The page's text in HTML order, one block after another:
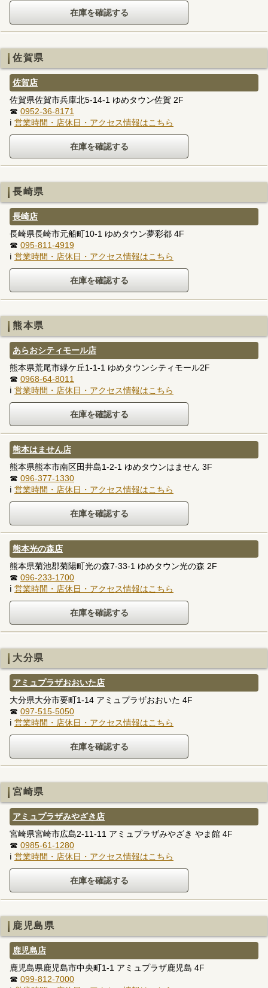
佐賀県
佐賀店
佐賀県佐賀市兵庫北5-14-1 ゆめタウン佐賀 2F
☎ 0952-36-8171
ℹ 営業時間・店休日・アクセス情報はこちら
長崎県
長崎店
長崎県長崎市元船町10-1 ゆめタウン夢彩都 4F
☎ 095-811-4919
ℹ 営業時間・店休日・アクセス情報はこちら
熊本県
あらおシティモール店
熊本県荒尾市緑ケ丘1-1-1 ゆめタウンシティモール2F
☎ 0968-64-8011
ℹ 営業時間・店休日・アクセス情報はこちら
熊本はません店
熊本県熊本市南区田井島1-2-1 ゆめタウンはません 3F
☎ 096-377-1330
ℹ 営業時間・店休日・アクセス情報はこちら
熊本光の森店
熊本県菊池郡菊陽町光の森7-33-1 ゆめタウン光の森 2F
☎ 096-233-1700
ℹ 営業時間・店休日・アクセス情報はこちら
大分県
アミュプラザおおいた店
大分県大分市要町1-14 アミュプラザおおいた 4F
☎ 097-515-5050
ℹ 営業時間・店休日・アクセス情報はこちら
宮崎県
アミュプラザみやざき店
宮崎県宮崎市広島2-11-11 アミュプラザみやざき やま館 4F
☎ 0985-61-1280
ℹ 営業時間・店休日・アクセス情報はこちら
鹿児島県
鹿児島店
鹿児島県鹿児島市中央町1-1 アミュプラザ鹿児島 4F
☎ 099-812-7000